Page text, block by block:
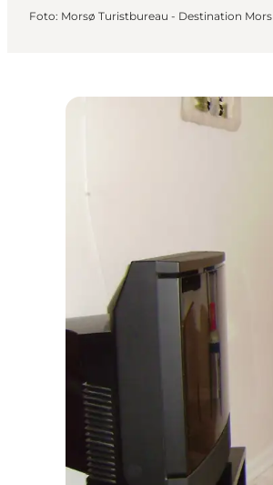
Foto: Morsø Turistbureau - Destination Mors